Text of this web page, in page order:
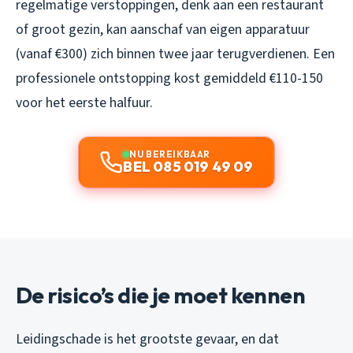
regelmatige verstoppingen, denk aan een restaurant
of groot gezin, kan aanschaf van eigen apparatuur
(vanaf €300) zich binnen twee jaar terugverdienen. Een
professionele ontstopping kost gemiddeld €110-150
voor het eerste halfuur.
NU BEREIKBAAR
BEL 085 019 49 09
De risico’s die je moet kennen
Leidingschade is het grootste gevaar, en dat